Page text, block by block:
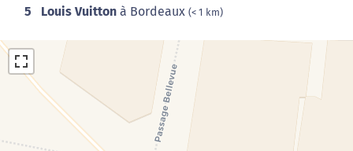
5 Louis Vuitton à Bordeaux (< 1 km)